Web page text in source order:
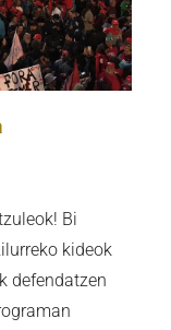
Bi
kideok
defendatzen